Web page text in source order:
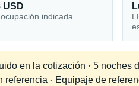
USD
indicada
en la cotización · 5 noches
referencia · Equipaje de